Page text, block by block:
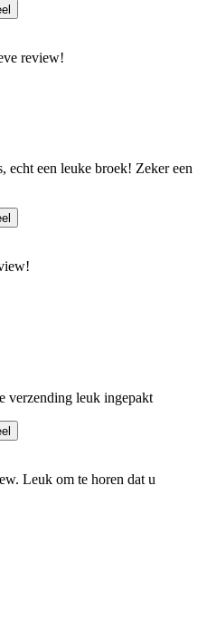
review!
echt een leuke broek! Zeker een
verzending leuk ingepakt
Leuk om te horen dat u